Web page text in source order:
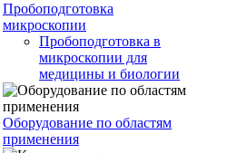
Пробоподготовка
микроскопии
Пробоподготовка в
микроскопии для
медицины и биологии
Оборудование по областям
применения